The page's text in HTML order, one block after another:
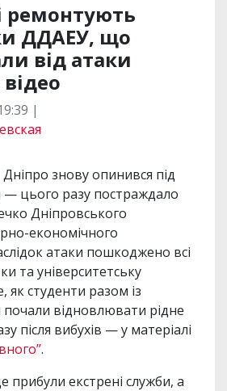
ремонтують
ДДАЕУ, що
від атаки
|
Дніпро знову опинився під
цього разу постраждало
Дніпровського
економічного
атаки пошкоджено всі
та університетську
як студенти разом із
відновлювати рідне
після вибухів — у матеріалі
.
прибули екстрені служби, а